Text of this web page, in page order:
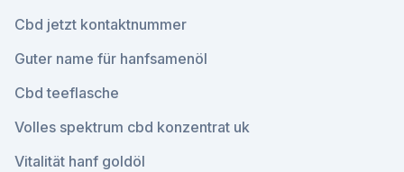
Cbd jetzt kontaktnummer
Guter name für hanfsamenöl
Cbd teeflasche
Volles spektrum cbd konzentrat uk
Vitalität hanf goldöl